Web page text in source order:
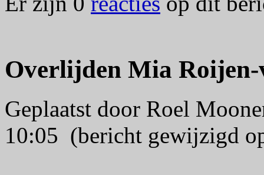
Overlijden Mia Roijen-
Geplaatst door Roel
10:05 (bericht gewijzigd